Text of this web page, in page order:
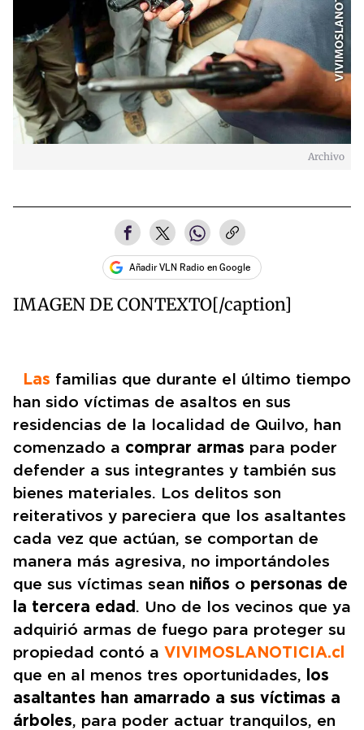
Archivo
Añadir VLN Radio en Google
IMAGEN DE CONTEXTO[/caption]
Las familias que durante el último tiempo
han sido víctimas de asaltos en sus
residencias de la localidad de Quilvo, han
comenzado a comprar armas para poder
defender a sus integrantes y también sus
bienes materiales. Los delitos son
reiterativos y pareciera que los asaltantes
cada vez que actúan, se comportan de
manera más agresiva, no importándoles
que sus víctimas sean niños o personas de
la tercera edad . Uno de los vecinos que ya
adquirió armas de fuego para proteger su
propiedad contó a VIVIMOSLANOTICIA.cl
que en al menos tres oportunidades,
los
asaltantes han amarrado a sus víctimas a
árboles, para poder actuar tranquilos, en